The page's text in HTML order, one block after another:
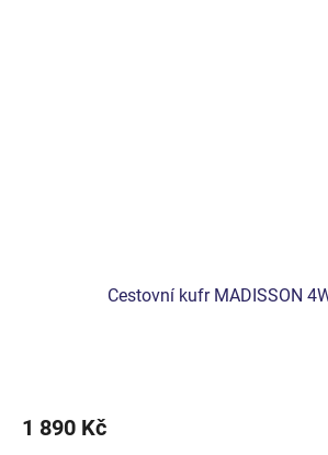
Cestovní kufr MADISSON
1 890 Kč